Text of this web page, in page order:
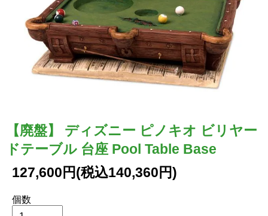
【廃盤】 ディズニー ピノキオ ビリヤー
ドテーブル 台座 Pool Table Base
127,600円(税込140,360円)
個数